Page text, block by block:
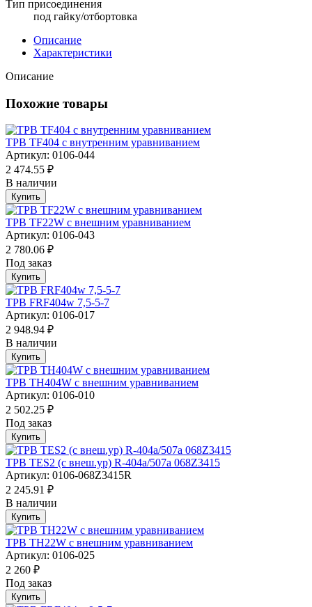
Тип присоединения
под гайку/отбортовка
Описание
Характеристики
Описание
Похожие товары
ТРВ TF404 с внутренним уравниванием
Артикул: 0106-044
2 474.55 ₽
В наличии
Купить
ТРВ TF22W с внешним уравниванием
Артикул: 0106-043
2 780.06 ₽
Под заказ
Купить
ТРВ FRF404w 7,5-5-7
Артикул: 0106-017
2 948.94 ₽
В наличии
Купить
ТРВ TH404W с внешним уравниванием
Артикул: 0106-010
2 502.25 ₽
Под заказ
Купить
ТРВ TES2 (с внеш.ур) R-404a/507а 068Z3415
Артикул: 0106-068Z3415R
2 245.91 ₽
В наличии
Купить
ТРВ TH22W с внешним уравниванием
Артикул: 0106-025
2 260 ₽
Под заказ
Купить